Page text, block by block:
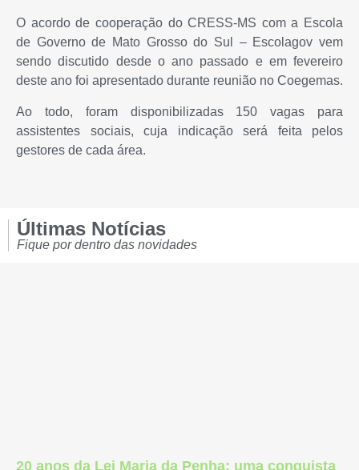
O acordo de cooperação do CRESS-MS com a Escola
de Governo de Mato Grosso do Sul – Escolagov vem
sendo discutido desde o ano passado e em fevereiro
deste ano foi apresentado durante reunião no Coegemas.
Ao todo, foram disponibilizadas 150 vagas para
assistentes sociais, cuja indicação será feita pelos
gestores de cada área.
Últimas Notícias
Fique por dentro das novidades
20 anos da Lei Maria da Penha: uma conquista